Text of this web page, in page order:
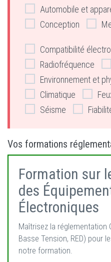
Automobile et
Conception
Compatibilité
Radiofréquence
Environnement et
Climatique
Séisme
Vos formations
Formation sur
des
Électroniques
Maîtrisez la réglementation
Basse Tension, RED) pour
notre formation.